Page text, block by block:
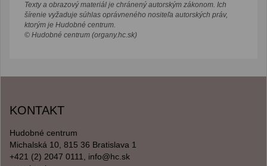
Texty a obrazový materiál je chránený autorským zákonom. Ich
šírenie vyžaduje súhlas oprávneného nositeľa autorských práv,
ktorým je Hudobné centrum.
© Hudobné centrum (organy.hc.sk)
KONTAKT
Hudobné centrum
Michalská 10, 815 36 Bratislava 1
+421 (2) 2047 0111, info@hc.sk